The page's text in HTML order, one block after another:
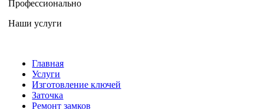
Профессионально
Наши услуги
Главная
Услуги
Изготовление ключей
Заточка
Ремонт замков